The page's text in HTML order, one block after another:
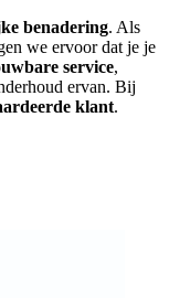
benadering. Als
we ervoor dat je je
service,
ervan. Bij
klant.